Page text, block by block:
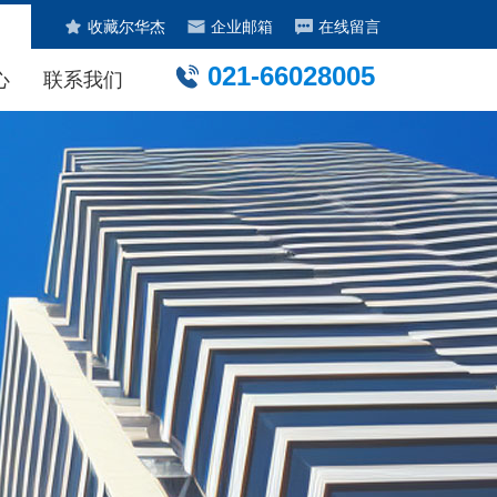
收藏尔华杰 企业邮箱 在线留言
021-66028005
联系我们